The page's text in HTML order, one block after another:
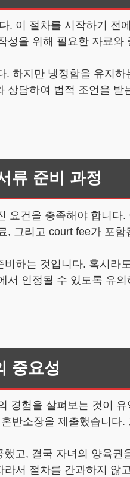
. 이 절차를 시작하기
을 위해 필요한 자료
하지만 냉정함을 유지
상담하여 법적 조언을
류 준비 과정
요건을 충족해야 합니
그리고 court fee가 포
하는 것입니다. 혹시
서 인정될 수 있도록 유
중요성
경험을 살펴보는 것이
반소장을 제출했습니
고, 결국 자녀의 양육
서 절차를 간과하지 않